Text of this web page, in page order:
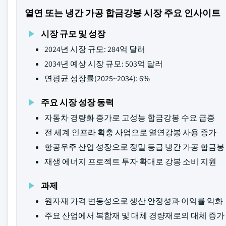
열연 또는 냉간 가공 합금강봉 시장 주요 인사이트
시장 규모 및 성장
2024년 시장 규모: 284억 달러
2034년 예상 시장 규모: 503억 달러
연평균 성장률(2025~2034): 6%
주요 시장 성장 동력
자동차 경량화 증가로 고성능 합금강봉 수요 급증
전 세계 인프라 확충 사업으로 열연강봉 사용 증가
항공우주 산업 성장으로 정밀 등급 냉간 가공 합금
재생 에너지 프로젝트 투자 확대로 강봉 소비 지원
과제
원자재 가격 변동성으로 생산 안정성과 이익률 악화
주요 산업에서 복합재 및 대체 경량재로의 대체 증가